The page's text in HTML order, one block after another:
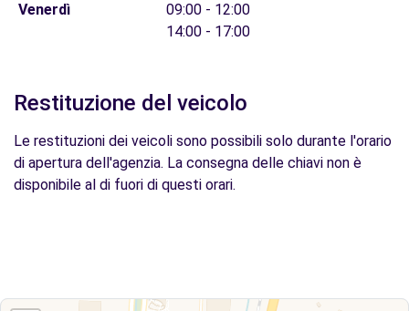
Venerdì
09:00 - 12:00
14:00 - 17:00
Restituzione del veicolo
Le restituzioni dei veicoli sono possibili solo durante l'orario
di apertura dell'agenzia. La consegna delle chiavi non è
disponibile al di fuori di questi orari.